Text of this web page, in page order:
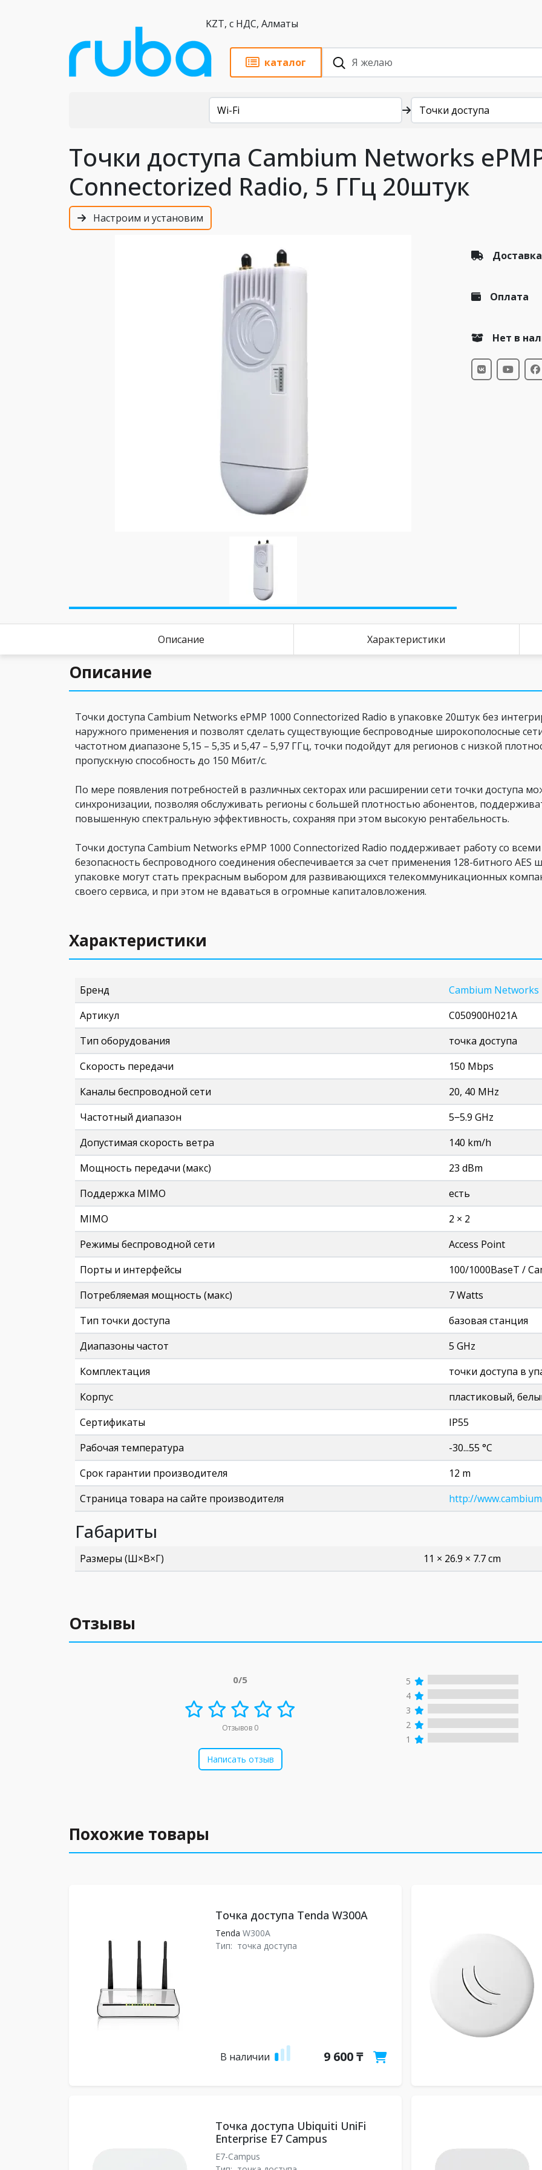
KZT, с НДС, Алматы
каталог
Wi-Fi Точки доступа
Точки доступа Cambium Networks
Connectorized Radio, 5 ГГц 20штук
Настроим и установим
Доставка
Оплата
Нет в
Описание Характеристики
Описание
Точки доступа Cambium Networks ePMP 1000 Connectorized Radio в упаковке 20штук без
наружного применения и позволят сделать существующие беспроводные широкополосные
частотном диапазоне 5,15 – 5,35 и 5,47 – 5,97 ГГц, точки подойдут для регионов с низкой
пропускную способность до 150 Мбит/с.
По мере появления потребностей в различных секторах или расширении сети точки доступа
синхронизации, позволяя обслуживать регионы с большей плотностью абонентов,
повышенную спектральную эффективность, сохраняя при этом высокую рентабельность.
Точки доступа Cambium Networks ePMP 1000 Connectorized Radio поддерживает работу со
безопасность беспроводного соединения обеспечивается за счет применения 128-битного
упаковке могут стать прекрасным выбором для развивающихся телекоммуникационных
своего сервиса, и при этом не вдаваться в огромные капиталовложения.
Характеристики
Бренд
Cambium Networks
Артикул
C050900H021A
Тип оборудования
точка доступа
Скорость передачи
150 Mbps
Каналы беспроводной сети
20, 40 MHz
Частотный диапазон
5‒5.9 GHz
Допустимая скорость ветра
140 km/h
Мощность передачи (макс)
23 dBm
Поддержка MIMO
есть
MIMO
2 × 2
Режимы беспроводной сети
Access Point
Порты и интерфейсы
100/1000BaseT /
Потребляемая мощность (макс)
7 Watts
Тип точки доступа
базовая станция
Диапазоны частот
5 GHz
Комплектация
точки доступа в
Корпус
пластиковый,
Сертификаты
IP55
Рабочая температура
-30...55 °C
Срок гарантии производителя
12 m
Страница товара на сайте производителя
http://
Габариты
Размеры (Ш×В×Г) 11 × 26.9 × 7.7 cm
Отзывы
0/5
Отзывов 0
Написать отзыв
5
4
3
2
1
Похожие товары
Точка доступа Tenda W300A
Tenda W300A
Тип: точка доступа
В наличии 9 600 ₸
Точка доступа Ubiquiti UniFi
Enterprise E7 Campus
E7-Campus